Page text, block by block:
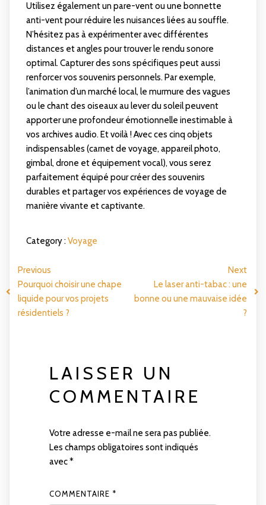
Utilisez également un pare-vent ou une bonnette
anti-vent pour réduire les nuisances liées au souffle.
N’hésitez pas à expérimenter avec différentes
distances et angles pour trouver le rendu sonore
optimal. Capturer des sons spécifiques peut aussi
renforcer vos souvenirs personnels. Par exemple,
l’animation d’un marché local, le murmure des vagues
ou le chant des oiseaux au lever du soleil peuvent
apporter une profondeur émotionnelle inestimable à
vos archives audio. Et voilà ! Avec ces cinq objets
indispensables (carnet de voyage, appareil photo,
gimbal, drone et équipement vocal), vous serez
parfaitement équipé pour créer des souvenirs
durables et partager vos expériences de voyage de
manière vivante et captivante.
Category :Voyage
Previous
Pourquoi choisir une chape
liquide pour vos projets
résidentiels ?
Next
Le laser anti-tabac : une
bonne ou une mauvaise idée
?
LAISSER UN
COMMENTAIRE
Votre adresse e-mail ne sera pas publiée.
Les champs obligatoires sont indiqués
avec*
COMMENTAIRE *